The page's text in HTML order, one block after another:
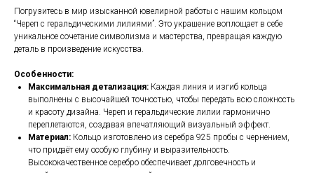
Погрузитесь в мир изысканной ювелирной работы с нашим кольцом
“Череп с геральдическими лилиями”. Это украшение воплощает в себе
уникальное сочетание символизма и мастерства, превращая каждую
деталь в произведение искусства.
Особенности:
Максимальная детализация: Каждая линия и изгиб кольца
выполнены с высочайшей точностью, чтобы передать всю сложность
и красоту дизайна. Череп и геральдические лилии гармонично
переплетаются, создавая впечатляющий визуальный эффект.
Материал: Кольцо изготовлено из серебра 925 пробы с чернением,
что придаёт ему особую глубину и выразительность.
Высококачественное серебро обеспечивает долговечность и